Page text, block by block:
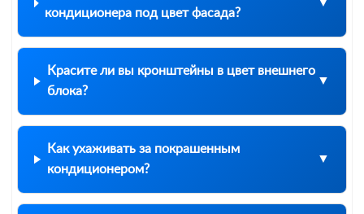
кондиционера под цвет фасада?
Красите ли вы кронштейны в цвет внешнего
блока?
Как ухаживать за покрашенным
кондиционером?